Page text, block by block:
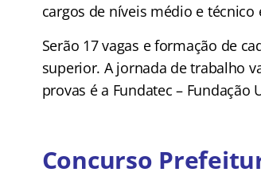
cargos de níveis médio e técnico
Serão 17 vagas e formação de
superior. A jornada de trabalho
provas é a Fundatec – Fundação
Concurso